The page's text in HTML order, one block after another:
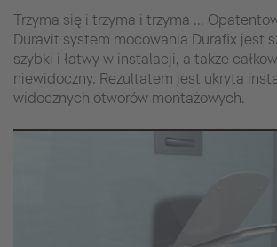
Trzyma się i trzyma i trzyma ...
Duravit system mocowania Durafix jest
szybki i łatwy w instalacji, a także
niewidoczny. Rezultatem jest ukryta
widocznych otworów montażowych.